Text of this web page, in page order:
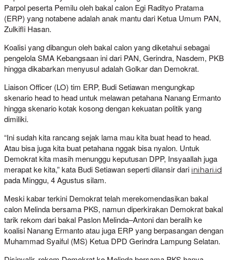
Parpol peserta Pemilu oleh bakal calon Egi Radityo Pratama
(ERP) yang notabene adalah anak mantu dari Ketua Umum PAN,
Zulkifli Hasan.
Koalisi yang dibangun oleh bakal calon yang diketahui sebagai
pengelola SMA Kebangsaan ini dari PAN, Gerindra, Nasdem, PKB
hingga dikabarkan menyusul adalah Golkar dan Demokrat.
Liaison Officer (LO) tim ERP, Budi Setiawan mengungkap
skenario head to head untuk melawan petahana Nanang Ermanto
hingga skenario kotak kosong dengan kekuatan politik yang
dimiliki.
“Ini sudah kita rancang sejak lama mau kita buat head to head.
Atau bisa juga kita buat petahana nggak bisa nyalon. Untuk
Demokrat kita masih menunggu keputusan DPP, Insyaallah juga
merapat ke kita,” kata Budi Setiawan seperti dilansir dari inihari.id
pada Minggu, 4 Agustus silam.
Meski kabar terkini Demokrat telah merekomendasikan bakal
calon Melinda bersama PKS, namun diperkirakan Demokrat bakal
tarik rekom dari bakal Paslon Melinda–Antoni dan beralih ke
koalisi Nanang Ermanto atau juga ERP yang berpasangan dengan
Muhammad Syaiful (MS) Ketua DPD Gerindra Lampung Selatan.